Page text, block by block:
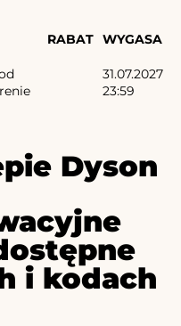
RABAT WYGASA
31.07.2027
23:59
Dyson
i kodach